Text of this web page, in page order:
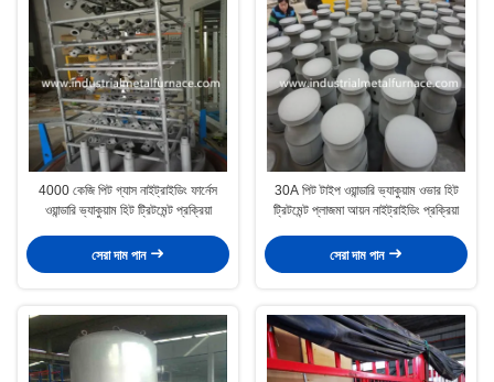
4000 কেজি পিট গ্যাস নাইট্রাইডিং ফার্নেস
ওয়ান্ডারি ভ্যাকুয়াম হিট ট্রিটমেন্ট প্রক্রিয়া
সেরা দাম পান
30A পিট টাইপ ওয়ান্ডারি ভ্যাকুয়াম ওভার হিট
ট্রিটমেন্ট প্লাজমা আয়ন নাইট্রাইডিং প্রক্রিয়া
সেরা দাম পান